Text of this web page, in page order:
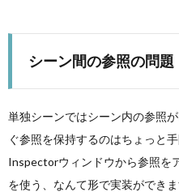
シーン間の参照の問題
単独シーンではシーン内の参照
ぐ参照を保持するのはちょっと
Inspectorウィンドウから参照を
を使う、なんて形で実装ができ